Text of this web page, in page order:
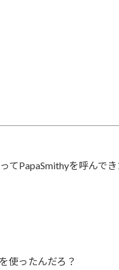
てPapaSmithyを呼んで
使ったんだろ？